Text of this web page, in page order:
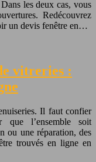
les deux cas, vous
Redécouvrez
un devis fenêtre en…
vitreries :
Il faut confier
que l’ensemble soit
ou une réparation, des
trouvés en ligne en